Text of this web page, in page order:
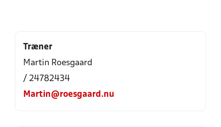
Træner
Martin Roesgaard
/ 24782434
Martin@roesgaard.nu